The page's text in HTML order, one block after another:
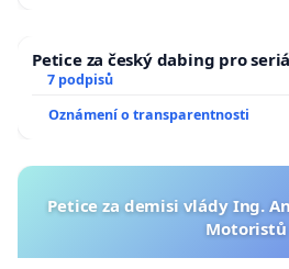
Petice za český dabing pro
7 podpisů
Oznámení o transparentnosti
Petice za demisi vlády Ing.
Motoristů